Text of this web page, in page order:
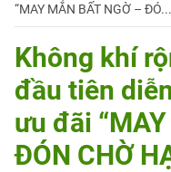
“MAY MẮN BẤT NGỜ – ĐÓ...
Không khí
đầu tiên
ưu đãi
ĐÓN CHỜ